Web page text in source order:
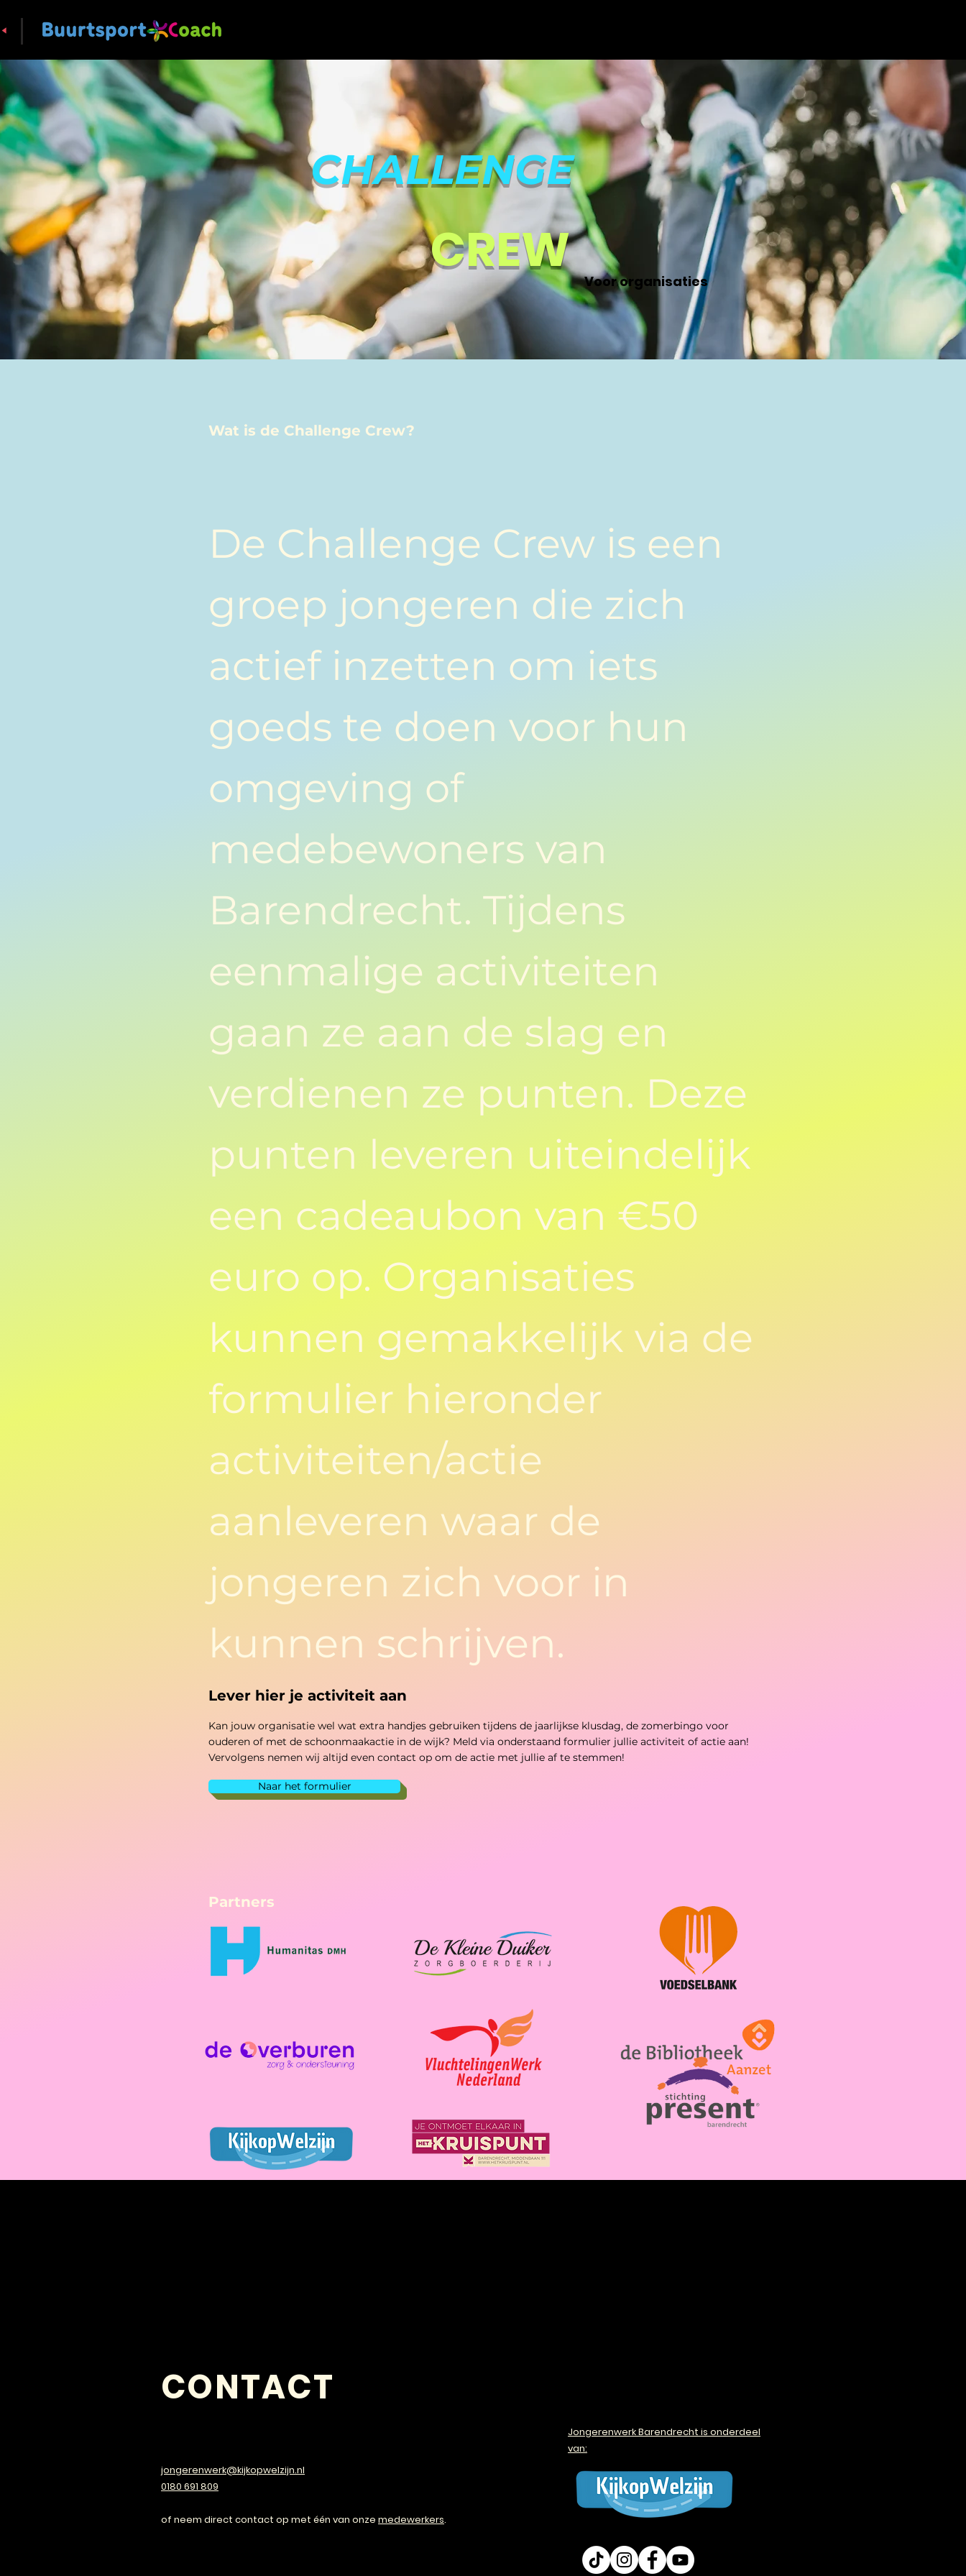
Voor organisaties
CHALLENGE
CREW
Wat is de Challenge Crew?
De Challenge Crew is een
groep jongeren die zich
actief inzetten om iets
goeds te doen voor hun
omgeving of
medebewoners van
Barendrecht. Tijdens
eenmalige activiteiten
gaan ze aan de slag en
verdienen ze punten. Deze
punten leveren uiteindelijk
een cadeaubon van €50
euro op. Organisaties
kunnen gemakkelijk via de
formulier hieronder
activiteiten/actie
aanleveren waar de
jongeren zich voor in
kunnen schrijven.
Lever hier je activiteit aan
Kan jouw organisatie wel wat extra handjes gebruiken tijdens de jaarlijkse klusdag, de zomerbingo voor
ouderen of met de schoonmaakactie in de wijk? Meld via onderstaand formulier jullie activiteit of actie aan!
Vervolgens nemen wij altijd even contact op om de actie met jullie af te stemmen!
Naar het formulier
Partners
jongerenwerk@kijkopwelzijn.nl
0180 691 809
of neem direct contact op met één van onze medewerkers.
Jongerenwerk Barendrecht is onderdeel
van:
CONTACT